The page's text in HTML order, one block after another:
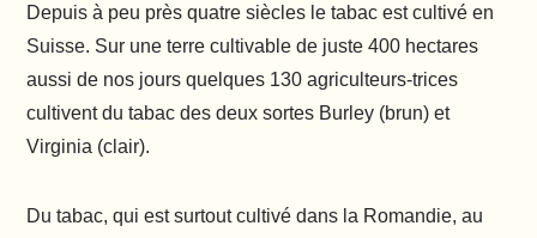
Depuis à peu près quatre siècles le tabac est cultivé en
Suisse. Sur une terre cultivable de juste 400 hectares
aussi de nos jours quelques 130 agriculteurs-trices
cultivent du tabac des deux sortes Burley (brun) et
Virginia (clair).
Du tabac, qui est surtout cultivé dans la Romandie, au